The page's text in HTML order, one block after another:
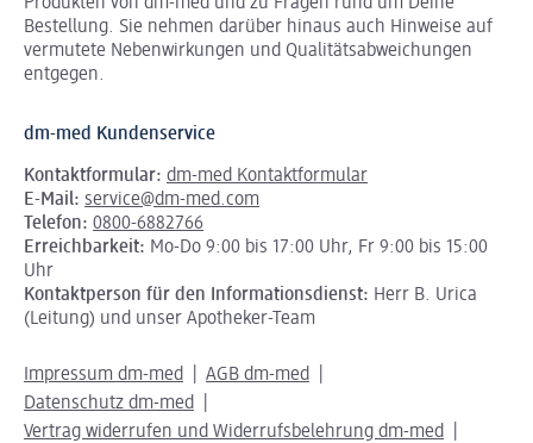
Bestellung. Sie nehmen darüber hinaus auch Hinweise auf
vermutete Nebenwirkungen und Qualitätsabweichungen
entgegen.
dm-med Kundenservice
Kontaktformular: dm-med Kontaktformular
E-Mail: service@dm-med.com
Telefon: 0800-6882766
Erreichbarkeit: Mo-Do 9:00 bis 17:00 Uhr, Fr 9:00 bis 15:00
Uhr
Kontaktperson für den Informationsdienst: Herr B. Urica
(Leitung) und unser Apotheker-Team
Impressum dm-med
AGB dm-med
Datenschutz dm-med
Vertrag widerrufen und Widerrufsbelehrung dm-med